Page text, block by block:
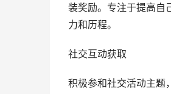
装奖励。专注于提高自
力和历程。
社交互动获取
积极参和社交活动主题